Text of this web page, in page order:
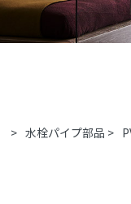
> 水栓パイプ部品 >